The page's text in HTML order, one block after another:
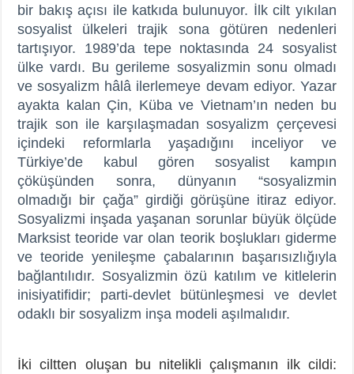
bir bakış açısı ile katkıda bulunuyor. İlk cilt yıkılan
sosyalist ülkeleri trajik sona götüren nedenleri
tartışıyor. 1989’da tepe noktasında 24 sosyalist
ülke vardı. Bu gerileme sosyalizmin sonu olmadı
ve sosyalizm hâlâ ilerlemeye devam ediyor. Yazar
ayakta kalan Çin, Küba ve Vietnam’ın neden bu
trajik son ile karşılaşmadan sosyalizm çerçevesi
içindeki reformlarla yaşadığını inceliyor ve
Türkiye’de kabul gören sosyalist kampın
çöküşünden sonra, dünyanın “sosyalizmin
olmadığı bir çağa” girdiği görüşüne itiraz ediyor.
Sosyalizmi inşada yaşanan sorunlar büyük ölçüde
Marksist teoride var olan teorik boşlukları giderme
ve teoride yenileşme çabalarının başarısızlığıyla
bağlantılıdır. Sosyalizmin özü katılım ve kitlelerin
inisiyatifidir; parti-devlet bütünleşmesi ve devlet
odaklı bir sosyalizm inşa modeli aşılmalıdır.
İki ciltten oluşan bu nitelikli çalışmanın ilk cildi: